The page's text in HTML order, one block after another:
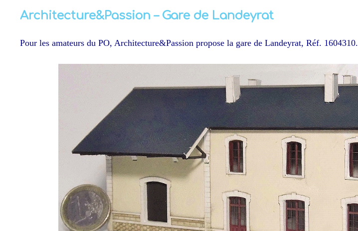
Architecture&Passion – Gare de Landeyrat
Pour les amateurs du PO, Architecture&Passion propose la gare de Landeyrat, Réf. 1604310.